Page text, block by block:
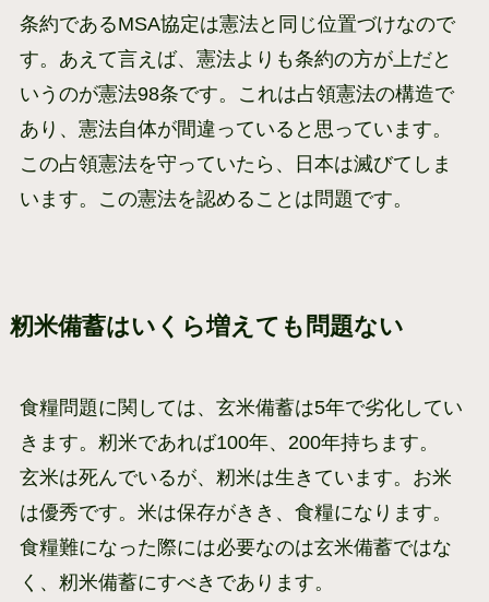
条約であるMSA協定は憲法と同じ位置づけなので
す。あえて言えば、憲法よりも条約の方が上だと
いうのが憲法98条です。これは占領憲法の構造で
あり、憲法自体が間違っていると思っています。
この占領憲法を守っていたら、日本は滅びてしま
います。この憲法を認めることは問題です。
籾米備蓄はいくら増えても問題ない
食糧問題に関しては、玄米備蓄は5年で劣化してい
きます。籾米であれば100年、200年持ちます。
玄米は死んでいるが、籾米は生きています。お米
は優秀です。米は保存がきき、食糧になります。
食糧難になった際には必要なのは玄米備蓄ではな
く、籾米備蓄にすべきであります。